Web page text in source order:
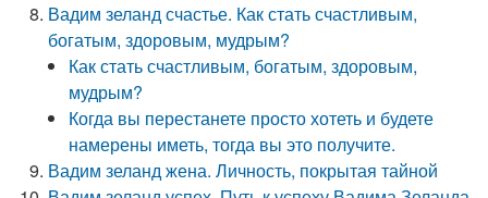
Вадим зеланд счастье. Как стать счастливым,
богатым, здоровым, мудрым?
Как стать счастливым, богатым, здоровым,
мудрым?
Когда вы перестанете просто хотеть и будете
намерены иметь, тогда вы это получите.
Вадим зеланд жена. Личность, покрытая тайной